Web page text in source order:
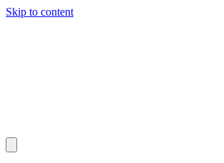
Skip to content